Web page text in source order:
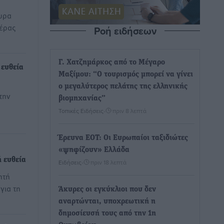
ευθεία
τη
Ροή ειδήσεων
Γ. Χατζημάρκος από το Μέγαρο
Μαξίμου: “Ο τουρισμός μπορεί να γίνει
ο μεγαλύτερος πελάτης της ελληνικής
βιομηχανίας”
Τοπικές Ειδήσεις πριν 8 λεπτά
Έρευνα ΕΟΤ: Οι Ευρωπαίοι ταξιδιώτες
«ψηφίζουν» Ελλάδα
Ειδήσεις πριν 18 λεπτά
Άκυρες οι εγκύκλιοι που δεν
αναρτώνται, υποχρεωτική η
δημοσίευσή τους από την 1η